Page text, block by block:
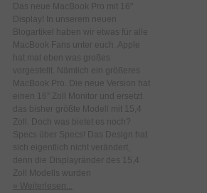
Das neue MacBook Pro mit 16"
Display! In unserem neuen
Blogartikel haben wir etwas für alle
MacBook Fans unter euch. Apple
hat mal eben was großes
vorgestellt. Nämlich ein größeres
MacBook Pro. Die neue Version hat
einen 16” Zoll Monitor und ersetzt
das bisher größte Modell mit 15,4
Zoll. Doch was bietet es noch?
Specs über Specs! Das Design hat
sich eigentlich nicht verändert,
denn die Displayränder des 15,4
Zoll Modells wurden
» Weiterlesen...